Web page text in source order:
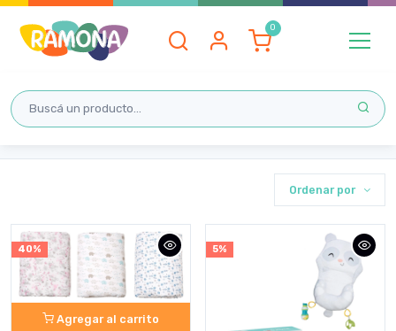
Inicio DORMITORIO
Ordenar por
40%
Agregar al carrito
5%